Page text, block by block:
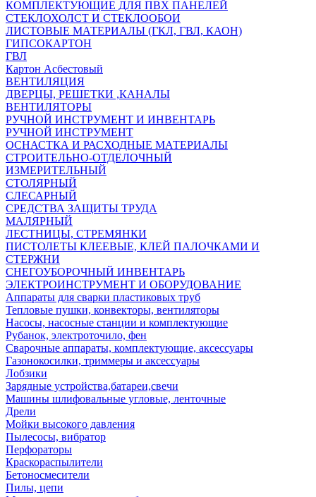
КОМПЛЕКТУЮЩИЕ ДЛЯ ПВХ ПАНЕЛЕЙ
СТЕКЛОХОЛСТ И СТЕКЛООБОИ
ЛИСТОВЫЕ МАТЕРИАЛЫ (ГКЛ, ГВЛ, КАОН)
ГИПСОКАРТОН
ГВЛ
Картон Асбестовый
ВЕНТИЛЯЦИЯ
ДВЕРЦЫ, РЕШЕТКИ ,КАНАЛЫ
ВЕНТИЛЯТОРЫ
РУЧНОЙ ИНСТРУМЕНТ И ИНВЕНТАРЬ
РУЧНОЙ ИНСТРУМЕНТ
ОСНАСТКА И РАСХОДНЫЕ МАТЕРИАЛЫ
СТРОИТЕЛЬНО-ОТДЕЛОЧНЫЙ
ИЗМЕРИТЕЛЬНЫЙ
СТОЛЯРНЫЙ
СЛЕСАРНЫЙ
СРЕДСТВА ЗАЩИТЫ ТРУДА
МАЛЯРНЫЙ
ЛЕСТНИЦЫ, СТРЕМЯНКИ
ПИСТОЛЕТЫ КЛЕЕВЫЕ, КЛЕЙ ПАЛОЧКАМИ И
СТЕРЖНИ
СНЕГОУБОРОЧНЫЙ ИНВЕНТАРЬ
ЭЛЕКТРОИНСТРУМЕНТ И ОБОРУДОВАНИЕ
Аппараты для сварки пластиковых труб
Тепловые пушки, конвекторы, вентиляторы
Насосы, насосные станции и комплектующие
Рубанок, электроточило, фен
Сварочные аппараты, комплектующие, аксессуары
Газонокосилки, триммеры и аксессуары
Лобзики
Зарядные устройства,батареи,свечи
Машины шлифовальные угловые, ленточные
Дрели
Мойки высокого давления
Пылесосы, вибратор
Перфораторы
Краскораспылители
Бетоносмесители
Пилы, цепи